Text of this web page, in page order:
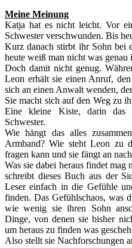
Meine Meinung
Katja hat es nicht leicht. Vor
Schwester verschwunden. Bis
Kurz danach stirbt ihr Sohn bei
heute weiß man nicht was genau
Doch damit nicht genug.
Leon erhält sie einen Anruf,
sich an einen Anwalt wenden,
Sie macht sich auf den Weg zu
Eine kleine Kiste, darin das
Schwester.
Wie hängt das alles
Armband? Wie steht Leon zu
fragen kann und sie fängt an
Was sie dabei heraus findet
schreibt dieses Buch aus der
Leser einfach in die Gefühle
finden. Das Gefühlschaos, was
wie wenig sie ihren Sohn
Dinge, von denen sie bisher
um heraus zu finden was
Also stellt sie Nachforschungen